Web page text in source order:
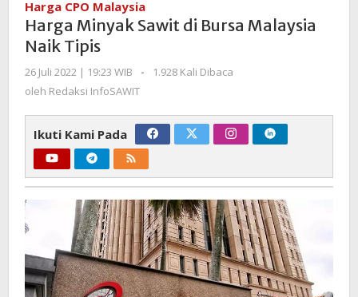
di
Bursa
Naik
Tipis
Harga CPO Malaysia
Harga Minyak Sawit di Bursa Malaysia
Naik Tipis
26 Juli 2022 | 19:23 WIB
oleh
Redaksi
-
1.928 Kali Dibaca
oleh Redaksi InfoSAWIT
Ikuti Kami Pada